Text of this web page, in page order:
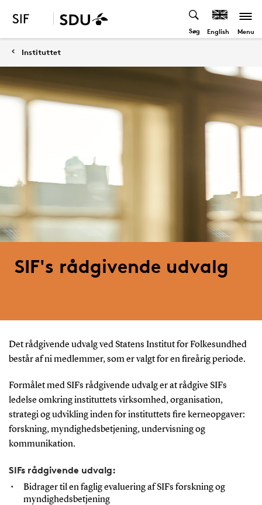
Søg English Menu
Instituttet
SIF's rådgivende udvalg
Det rådgivende udvalg ved Statens Institut for Folkesundhed
består af ni medlemmer, som er valgt for en fireårig periode.
Formålet med SIFs rådgivende udvalg er at rådgive SIFs
ledelse omkring instituttets virksomhed, organisation,
strategi og udvikling inden for instituttets fire kerneopgaver:
forskning, myndighedsbetjening, undervisning og
kommunikation.
SIFs rådgivende udvalg:
Bidrager til en faglig evaluering af SIFs forskning og
myndighedsbetjening